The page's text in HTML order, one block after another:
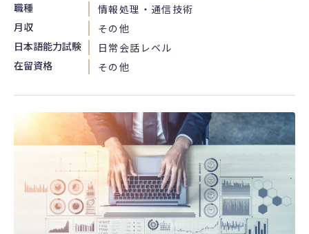
職種
情報処理・通信技術
月収
その他
日本語能力試験
日常会話レベル
在留資格
その他